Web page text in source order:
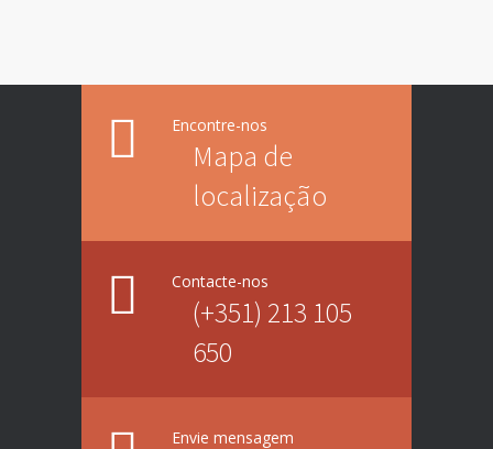
Encontre-nos
Mapa de
localização
Contacte-nos
(+351) 213 105
650
Envie mensagem